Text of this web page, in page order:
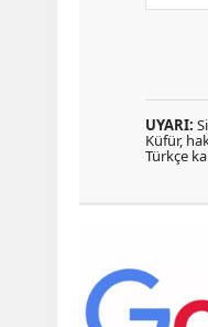
UYARI:
Küfür,
Türkçe